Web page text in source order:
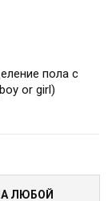
пола с
or girl)
ЛЮБОЙ